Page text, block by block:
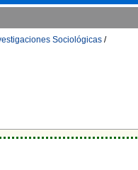
Sociológicas /